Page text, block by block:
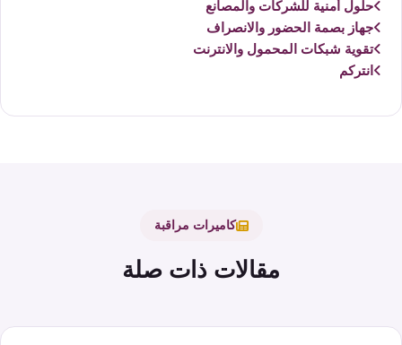
حلول أمنية للشركات والمصانع
جهاز بصمة الحضور والانصراف
تقوية شبكات المحمول والانترنت
انتركم
كاميرات مراقبة
مقالات ذات صلة